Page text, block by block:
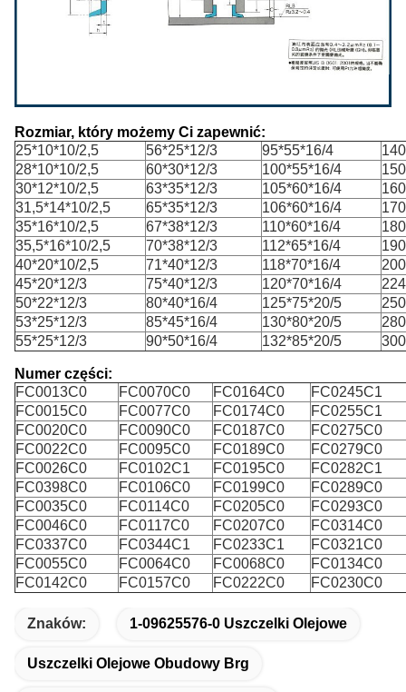
Rozmiar, który możemy Ci zapewnić:
25*10*10/2,5
56*25*12/3 95*55*16/4
28*10*10/2,5
60*30*12/3 100*55*16/4
30*12*10/2,5
63*35*12/3 105*60*16/4
31,5*14*10/2,5
65*35*12/3 106*60*16/4
35*16*10/2,5
67*38*12/3 110*60*16/4
35,5*16*10/2,5
70*38*12/3 112*65*16/4
40*20*10/2,5
71*40*12/3 118*70*16/4
45*20*12/3
75*40*12/3 120*70*16/4
50*22*12/3
80*40*16/4 125*75*20/5
53*25*12/3
85*45*16/4 130*80*20/5
55*25*12/3
90*50*16/4 132*85*20/5
Numer części:
FC0013C0
FC0070C0 FC0164C0
FC0245C1
FC0015C0
FC0077C0 FC0174C0
FC0255C1
FC0020C0
FC0090C0 FC0187C0
FC0275C0
FC0022C0
FC0095C0 FC0189C0
FC0279C0
FC0026C0
FC0102C1 FC0195C0
FC0282C1
FC0398C0
FC0106C0 FC0199C0
FC0289C0
FC0035C0
FC0114C0 FC0205C0
FC0293C0
FC0046C0
FC0117C0 FC0207C0
FC0314C0
FC0337C0
FC0344C1 FC0233C1
FC0321C0
FC0055C0
FC0064C0 FC0068C0
FC0134C0
FC0142C0
FC0157C0 FC0222C0 FC0230C0
Znaków: 1-09625576-0 Uszczelki Olejowe
Uszczelki Olejowe Obudowy Brg